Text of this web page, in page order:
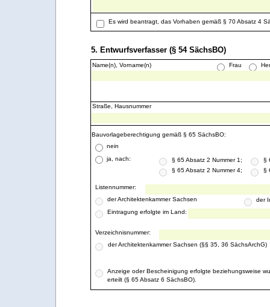
5. Entwurfsverfasser (§ 54 SächsBO)
Bauvorlageberechtigung gemäß § 65 SächsBO:
nein
ja, nach:
§ 65 Absatz 2 Nummer 1;
Name(n), Vorname(n)
Straße, Hausnummer
§
§ 65 Absatz 2 Nummer 4;
§
der Architektenkammer Sachsen (§§ 35, 36 SächsArchG)
erteilt (§ 65 Absatz 6 SächsBO).
Anzeige oder Bescheinigung erfolgte beziehungsweise
Listennummer:
Verzeichnisnummer:
Es wird beantragt, das Vorhaben gemäß § 70 Absatz 4
Frau
der Architektenkammer Sachsen
der
Eintragung erfolgte im Land: